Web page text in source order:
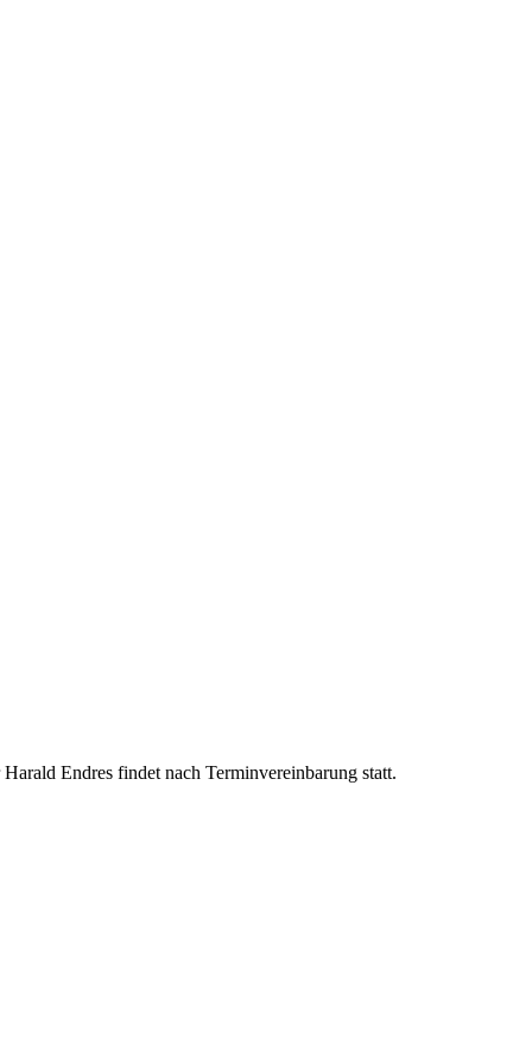
Endres findet nach Terminvereinbarung statt.